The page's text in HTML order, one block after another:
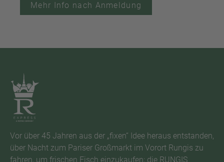
Mehr Info nach Anmeldung
Vor über 45 Jahren aus der „fixen“ Idee heraus entstanden,
über Nacht zum Pariser Großmarkt im Vorort Rungis zu
fahren, um frischen Fisch einzukaufen: die RUNGIS